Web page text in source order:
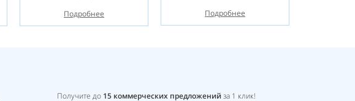
Подробнее Подробнее
Получите до 15 коммерческих предложенийза 1 клик!